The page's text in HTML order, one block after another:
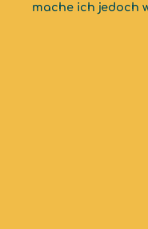
mache ich jedoch